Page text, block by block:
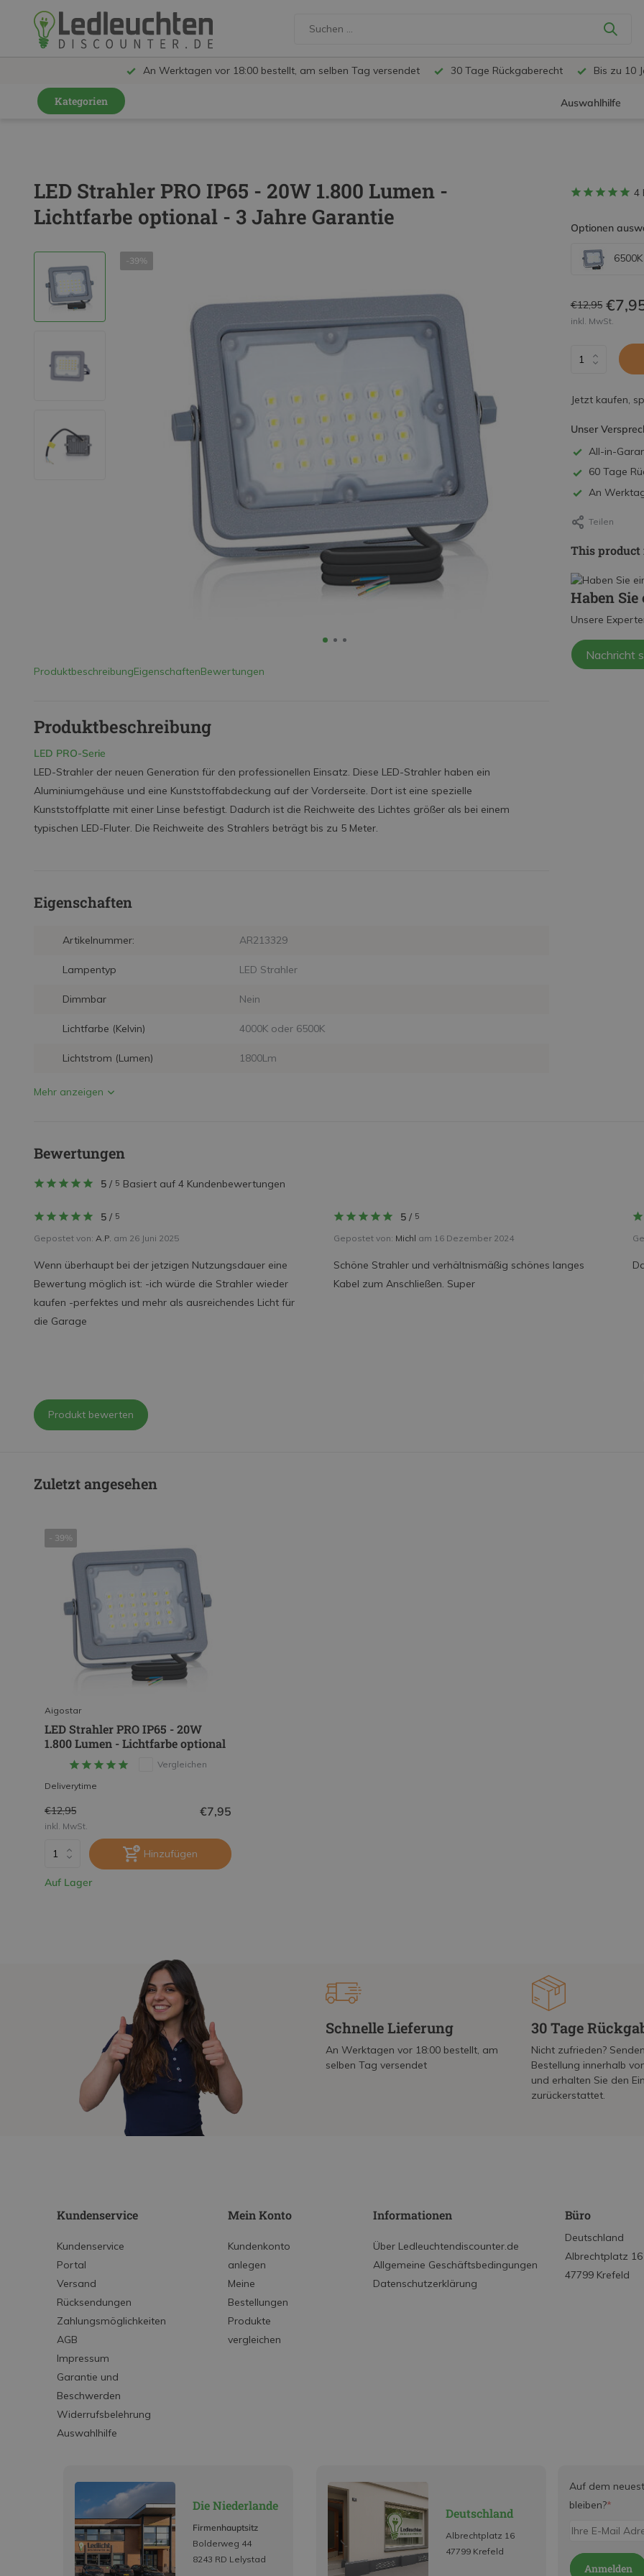
An Werktagen vor 18:00 bestellt, am selben Tag versendet 30 Tage Rückgaberecht Bis zu 10
Kategorien Auswahlhilfe
LED Schienensystem Lampen
Innenleuchten
Feuchtraumleuchten IP65
Außenleuchten
LED Panels
LED Hallenstrahler
LED Leuchtbänder
LED Smart Home
Installationsmaterialien
LED Strahler PRO IP65 - 20W 1.800 Lumen -
Lichtfarbe optional - 3 Jahre Garantie
-39%
ProduktbeschreibungEigenschaftenBewertungen
Produktbeschreibung
LED PRO-Serie
LED-Strahler der neuen Generation für den professionellen Einsatz. Diese LED-Strahler haben ein
Aluminiumgehäuse und eine Kunststoffabdeckung auf der Vorderseite. Dort ist eine spezielle
Kunststoffplatte mit einer Linse befestigt. Dadurch ist die Reichweite des Lichtes größer als bei einem
typischen LED-Fluter. Die Reichweite des Strahlers beträgt bis zu 5 Meter.
Eigenschaften
Artikelnummer: AR213329
Lampentyp LED Strahler
Dimmbar Nein
Lichtfarbe (Kelvin) 4000K oder 6500K
Lichtstrom (Lumen) 1800Lm
Mehr anzeigen
4
Optionen
€12,95
inkl. MwSt.
Jetzt kaufen,
Unser
All-in-
60 Tage
An
Teilen
This
Haben
Unsere
Nachricht
Bewertungen
5 / 5 Basiert auf 4 Kundenbewertungen
5 / 5
Gepostet von: A.P. am 26 Juni 2025
Wenn überhaupt bei der jetzigen Nutzungsdauer eine
Bewertung möglich ist: -ich würde die Strahler wieder
kaufen -perfektes und mehr als ausreichendes Licht für
die Garage
5/ 5
Gepostet von: Michl am 16 Dezember 2024
Schöne Strahler und verhältnismäßig schönes langes
Kabel zum Anschließen. Super
Produkt bewerten
Zuletzt angesehen
- 39%
Aigostar
LED Strahler PRO IP65 - 20W
1.800 Lumen - Lichtfarbe optional
Vergleichen
Deliverytime
€12,95 €7,95
inkl. MwSt.
Hinzufügen
Auf Lager
Schnelle Lieferung
An Werktagen vor 18:00 bestellt, am
selben Tag versendet
30 Tage
Nicht zufrieden?
Bestellung innerhalb
und erhalten Sie den
zurückerstattet.
Kundenservice
Kundenservice
Portal
Versand
Rücksendungen
Zahlungsmöglichkeiten
AGB
Impressum
Garantie und
Beschwerden
Widerrufsbelehrung
Auswahlhilfe
Mein Konto
Kundenkonto
anlegen
Meine
Bestellungen
Produkte
vergleichen
Informationen
Über Ledleuchtendiscounter.de
Allgemeine Geschäftsbedingungen
Datenschutzerklärung
Büro
Deutschland
Albrechtplatz 16
47799 Krefeld
Die Niederlande
Firmenhauptsitz
Bolderweg 44
8243 RD Lelystad
Deutschland
Albrechtplatz 16
47799 Krefeld
Auf dem
bleiben?*
Anmelden